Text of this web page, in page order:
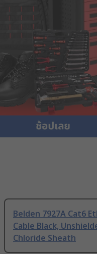
Belden 7927A Cat6
Cable Black,
Chloride Sheath